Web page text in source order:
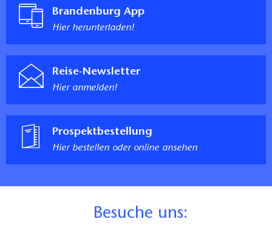
Brandenburg App
Hier herunterladen!
Reise-Newsletter
Hier anmelden!
Prospektbestellung
Hier bestellen oder online ansehen
Besuche uns: